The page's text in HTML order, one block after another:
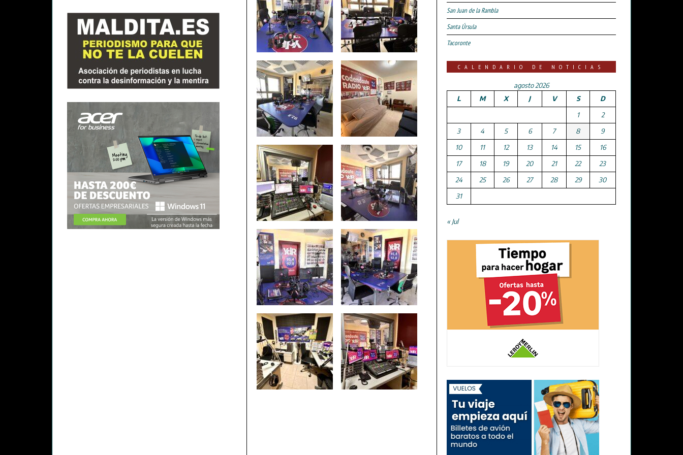
San Juan de la Rambla
Santa Úrsula
Tacoronte
CALENDARIO DE NOTICIAS
agosto 2026
L
M X J V S
D
1
2
3
4 5 6 7 8
9
10
11 12 13 14 15
16
17
18 19 20 21 22
23
24
25 26 27 28 29
30
31
« Jul